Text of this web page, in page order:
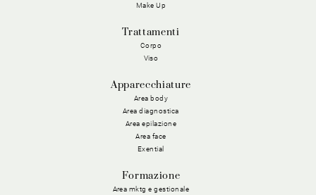
Make Up
Trattamenti
Corpo
Viso
Apparecchiature
Area body
Area diagnostica
Area epilazione
Area face
Exential
Formazione
Area mktg e gestionale